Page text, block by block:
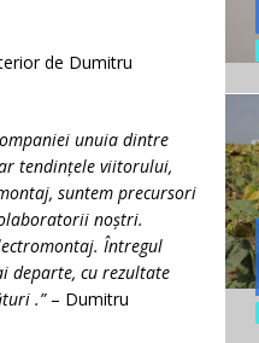
de Dumitru
unuia dintre
tendințele viitorului,
suntem precursori
noștri.
Întregul
departe, cu rezultate
.” – Dumitru